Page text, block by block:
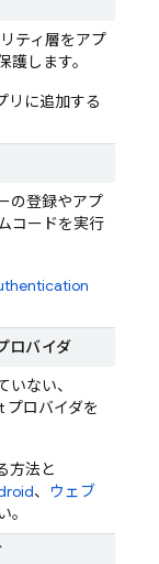
ティ層をアプ
します。
リに追加する
の登録やアプ
コードを実行
ロバイダ
ない、
プロバイダを
方法と
、
ウェブ